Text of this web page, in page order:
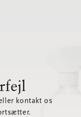
kontakt os